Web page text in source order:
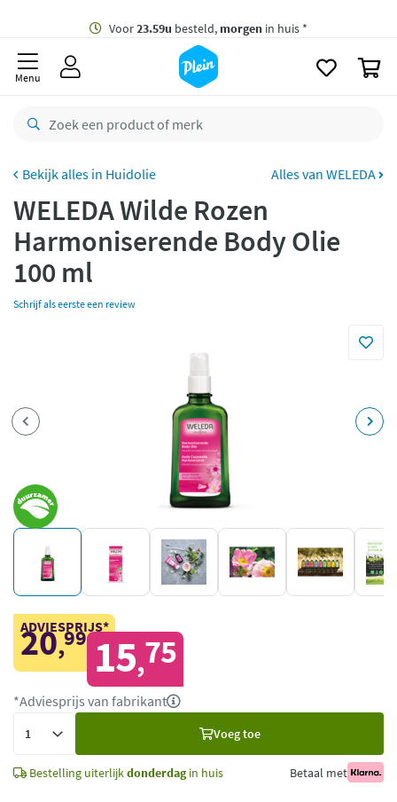
besteld,
retourneren
Betaal met Klarna
Menu
Huidolie Alles van WELEDA
WELEDA Wilde Rozen
Harmoniserende Body Olie
100 ml
Schrijf als eerste een review
ADVIESPRIJS*
20,99 15,75
*Adviesprijs van fabrikant
Voeg toe
Bestelling uiterlijkdonderdagin huis Betaal met